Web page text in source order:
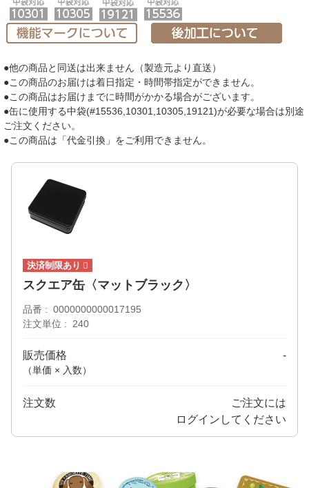
●他の商品と同送は出来ません（製造元より直送）
●この商品のお届けは着日指定・時間帯指定ができません。
●この商品はお届けまでに時間がかかる場合がございます。
●缶に使用する中袋(#15536,10301,10305,19121)が必要な場合は別途
ご注文ください。
●この商品は「代金引換」をご利用できません。
スクエア缶〈マットブラック〉
品番
0000000000017195
注文単位
240
販売価格
（単価 × 入数）
-
注文数
ご注文には
ログイン してください